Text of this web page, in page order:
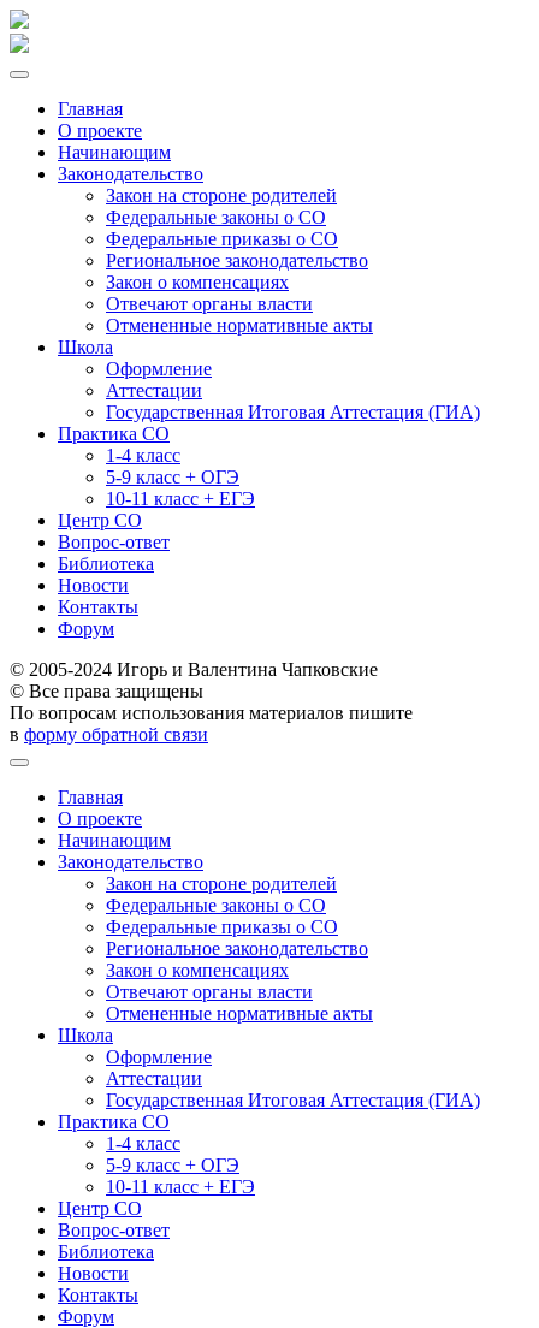
Главная
О проекте
Начинающим
Законодательство
Закон на стороне родителей
Федеральные законы о СО
Федеральные приказы о СО
Региональное законодательство
Закон о компенсациях
Отвечают органы власти
Отмененные нормативные акты
Школа
Оформление
Аттестации
Государственная Итоговая Аттестация (ГИА)
Практика СО
1-4 класс
5-9 класс + ОГЭ
10-11 класс + ЕГЭ
Центр СО
Вопрос-ответ
Библиотека
Новости
Контакты
Форум
© 2005-2024 Игорь и Валентина Чапковские
© Все права защищены
По вопросам использования материалов пишите
в форму обратной связи
Главная
О проекте
Начинающим
Законодательство
Закон на стороне родителей
Федеральные законы о СО
Федеральные приказы о СО
Региональное законодательство
Закон о компенсациях
Отвечают органы власти
Отмененные нормативные акты
Школа
Оформление
Аттестации
Государственная Итоговая Аттестация (ГИА)
Практика СО
1-4 класс
5-9 класс + ОГЭ
10-11 класс + ЕГЭ
Центр СО
Вопрос-ответ
Библиотека
Новости
Контакты
Форум